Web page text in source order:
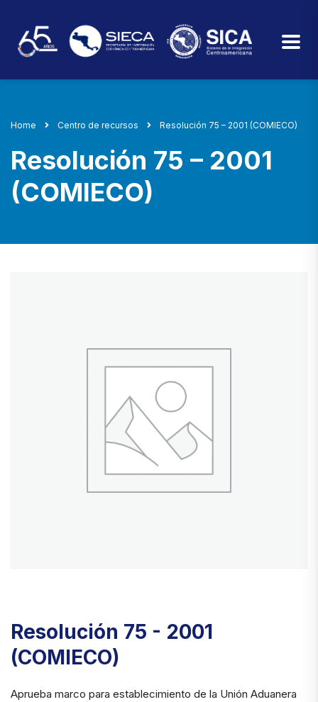
Home Centro de recursos Resolución 75 – 2001 (COMIECO)
Resolución 75 – 2001
(COMIECO)
Resolución 75 - 2001
(COMIECO)
Aprueba marco para establecimiento de la Unión Aduanera